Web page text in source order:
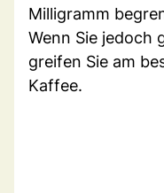
Milligramm
Wenn Sie jedoch
greifen Sie am
Kaffee.